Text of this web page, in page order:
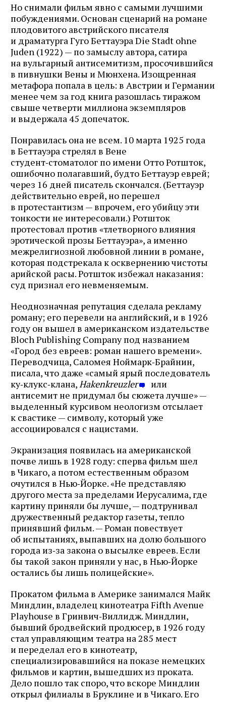
Но снимали фильм явно с самыми лучшими
побуждениями. Основан сценарий на романе
плодовитого австрийского писателя
и драматурга Гуго Беттауэра Die Stadt ohne
Juden (1922) — по замыслу автора, сатира
на вульгарный антисемитизм, просочившийся
в пивнушки Вены и Мюнхена. Изощренная
метафора попала в цель: в Австрии и Германии
менее чем за год книга разошлась тиражом
свыше четверти миллиона экземпляров
и выдержала 45 допечаток.
Понравилась она не всем. 10 марта 1925 года
в Беттауэра стрелял в Вене
студент‑стоматолог по имени Отто Ротшток,
ошибочно полагавший, будто Беттауэр еврей;
через 16 дней писатель скончался. (Беттауэр
действительно еврей, но перешел
в протестантизм — впрочем, его убийцу эти
тонкости не интересовали.) Ротшток
протестовал против «тлетворного влияния
эротической прозы Беттауэра», а именно
межрелигиозной любовной линии в романе,
которая подстрекала к осквернению чистоты
арийской расы. Ротшток избежал наказания:
суд признал его невменяемым.
Неоднозначная репутация сделала рекламу
роману; его перевели на английский, и в 1926
году он вышел в американском издательстве
Bloch Publishing Company под названием
«Город без евреев: роман нашего времени».
Переводчица, Саломея Ноймарк‑Брайнин,
писала, что даже «самый ярый последователь
ку‑клукс‑клана, Hakenkreuzler
или
антисемит не придумал бы сюжета лучше» —
выделенный курсивом неологизм отсылает
к свастике — символу, который уже
ассоциировался с нацистами.
Экранизация появилась на американской
почве лишь в 1928 году: сперва фильм шел
в Чикаго, а потом естественным образом
очутился в Нью‑Йорке. «Не представляю
другого места за пределами Иерусалима, где
картину приняли бы лучше, — подтрунивал
дружественный редактор газеты, тепло
принявший фильм. — Роман повествует
об испытаниях, выпавших на долю большого
города из‑за закона о высылке евреев. Если
бы такой закон приняли у нас, в Нью‑Йорке
остались бы лишь полицейские».
Прокатом фильма в Америке занимался Майк
Миндлин, владелец кинотеатра Fifth Avenue
Playhouse в Гринвич‑Виллидж. Миндлин,
бывший бродвейский продюсер, в 1926 году
стал управляющим театра на 285 мест
и переделал его в кинотеатр,
специализировавшийся на показе немецких
фильмов и картин, вышедших из проката.
Дело пошло так споро, что вскоре Миндлин
открыл филиалы в Бруклине и в Чикаго. Его
Журнал ЛЕХАИМ в вашем
email
Подпишитесь на рассылку журнала ЛЕХАИМ и получайте
самые интересные публикации с сайта по электронной